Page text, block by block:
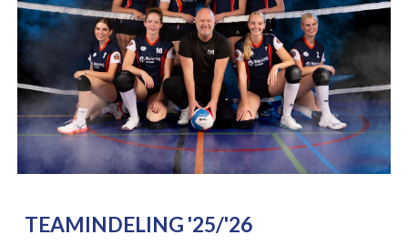
TEAMINDELING '25/'26